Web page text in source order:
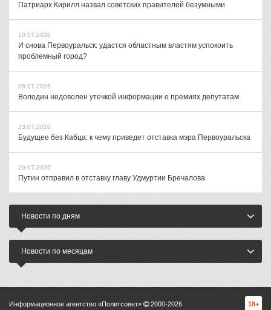
Патриарх Кирилл назвал советских правителей безумными
10.07.2026
И снова Первоуральск: удастся областным властям успокоить
проблемный город?
08.07.2026
Володин недоволен утечкой информации о премиях депутатам
23.07.2026
Будущее без Кабца: к чему приведет отставка мэра Первоуральска
29.07.2026
Путин отправил в отставку главу Удмуртии Бречалова
Новости по дням
Новости по месяцам
Информационное агентство «Политсовет» 2000-2026 18+